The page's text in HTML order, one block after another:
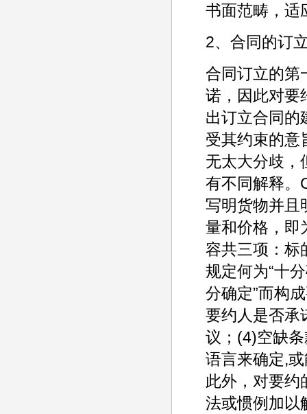
书面范畴，适
2、合同的订
合同订立的第
诺，因此对要
出订立合同的
受其约束的意
无太大分歧，
有不同解释。
写明货物并且
量和价格，即
容共三项：标
规定何为“十
分确定”而构
要约人是否承
议；(4)空缺
语言来确定,
此外，对要约
法或惯例加以